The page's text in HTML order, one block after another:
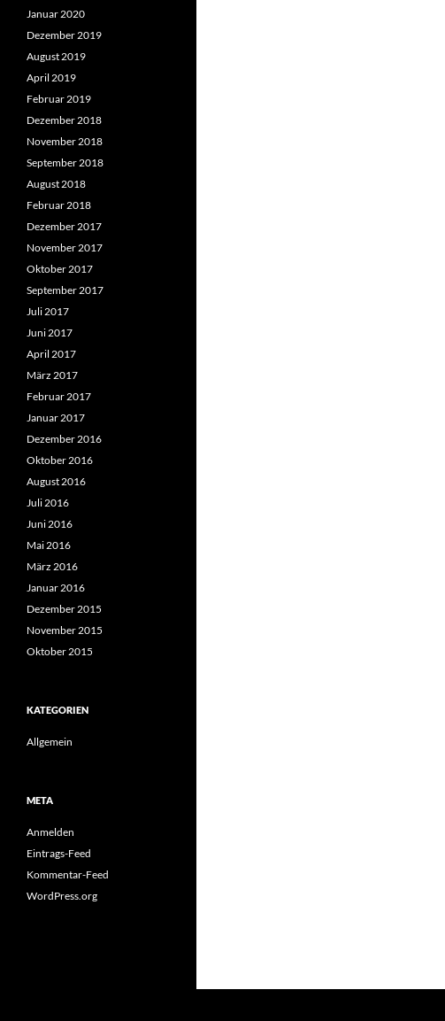
Januar 2020
Dezember 2019
August 2019
April 2019
Februar 2019
Dezember 2018
November 2018
September 2018
August 2018
Februar 2018
Dezember 2017
November 2017
Oktober 2017
September 2017
Juli 2017
Juni 2017
April 2017
März 2017
Februar 2017
Januar 2017
Dezember 2016
Oktober 2016
August 2016
Juli 2016
Juni 2016
Mai 2016
März 2016
Januar 2016
Dezember 2015
November 2015
Oktober 2015
KATEGORIEN
Allgemein
META
Anmelden
Eintrags-Feed
Kommentar-Feed
WordPress.org